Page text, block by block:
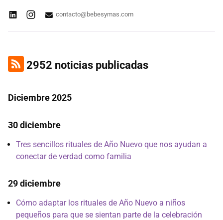
contacto@bebesymas.com
2952 noticias publicadas
Diciembre 2025
30 diciembre
Tres sencillos rituales de Año Nuevo que nos ayudan a
conectar de verdad como familia
29 diciembre
Cómo adaptar los rituales de Año Nuevo a niños
pequeños para que se sientan parte de la celebración